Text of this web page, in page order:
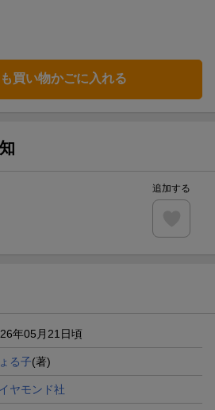
買い物かごに入れる
追加する
年05月21日頃
る子(著)
ヤモンド社